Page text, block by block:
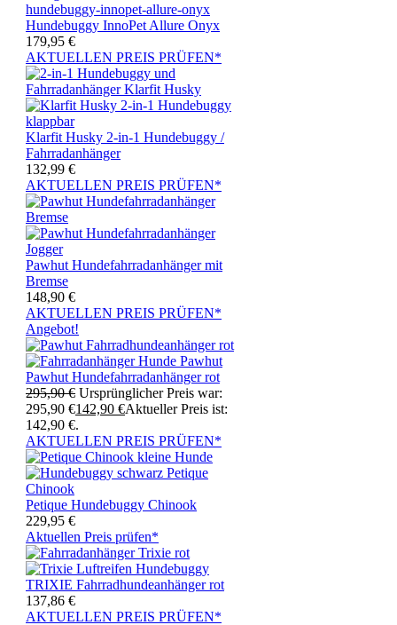
Hundebuggy InnoPet Allure Onyx
179,95 €
AKTUELLEN PREIS PRÜFEN*
Klarfit Husky 2-in-1 Hundebuggy /
Fahrradanhänger
132,99 €
AKTUELLEN PREIS PRÜFEN*
Pawhut Hundefahrradanhänger mit
Bremse
148,90 €
AKTUELLEN PREIS PRÜFEN*
Angebot!
Pawhut Hundefahrradanhänger rot
295,90€ Ursprünglicher Preis war:
295,90 €142,90 €Aktueller Preis ist:
142,90 €.
AKTUELLEN PREIS PRÜFEN*
Petique Hundebuggy Chinook
229,95 €
Aktuellen Preis prüfen*
TRIXIE Fahrradhundeanhänger rot
137,86 €
AKTUELLEN PREIS PRÜFEN*